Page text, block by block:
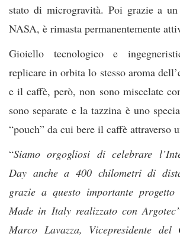
stato di microgravità. Poi grazie a
NASA, è rimasta permanentemente
Gioiello tecnologico e
replicare in orbita lo stesso aroma
e il caffè, però, non sono miscelate
sono separate e la tazzina è uno
“pouch” da cui bere il caffè attraverso
“Siamo orgogliosi di celebrare
Day anche a 400 chilometri di
grazie a questo importante
Made in Italy realizzato con
Marco Lavazza, Vicepresidente del